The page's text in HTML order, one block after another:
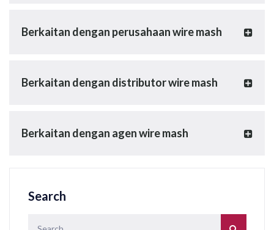
Berkaitan dengan perusahaan wire mash
Berkaitan dengan distributor wire mash
Berkaitan dengan agen wire mash
Search